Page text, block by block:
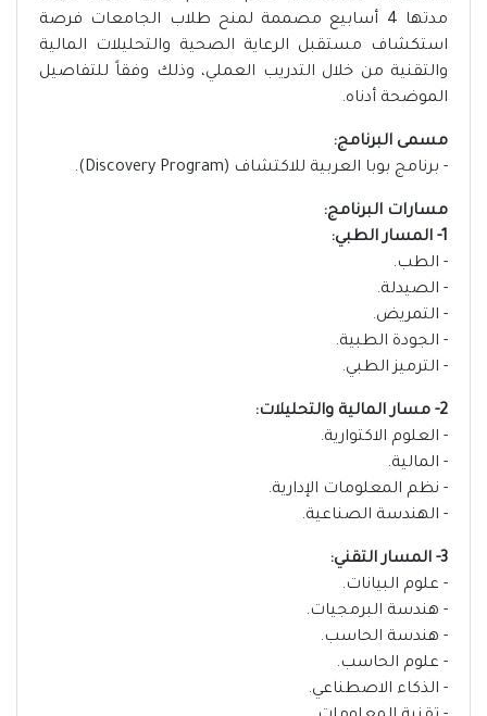
مدتها 4 أسابيع مصممة لمنح طلاب الجامعات فرصة
استكشاف مستقبل الرعاية الصحية والتحليلات المالية
والتقنية من خلال التدريب العملي، وذلك وفقاً للتفاصيل
الموضحة أدناه.
مسمى البرنامج:
- برنامج بوبا العربية للاكتشاف (Discovery Program).
مسارات البرنامج:
1- المسار الطبي:
- الطب.
- الصيدلة.
- التمريض.
- الجودة الطبية.
- الترميز الطبي.
2- مسار المالية والتحليلات:
- العلوم الاكتوارية.
- المالية.
- نظم المعلومات الإدارية.
- الهندسة الصناعية.
3- المسار التقني:
- علوم البيانات.
- هندسة البرمجيات.
- هندسة الحاسب.
- علوم الحاسب.
- الذكاء الاصطناعي.